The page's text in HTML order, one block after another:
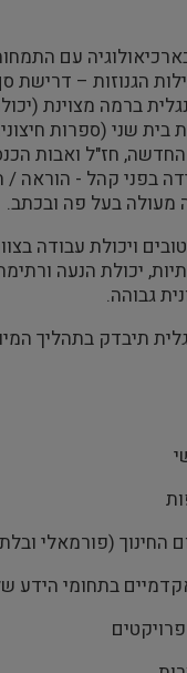
הגנוזות – דרישת
חז"ל ואבות
תיבדק בתהליך
פרויקטים